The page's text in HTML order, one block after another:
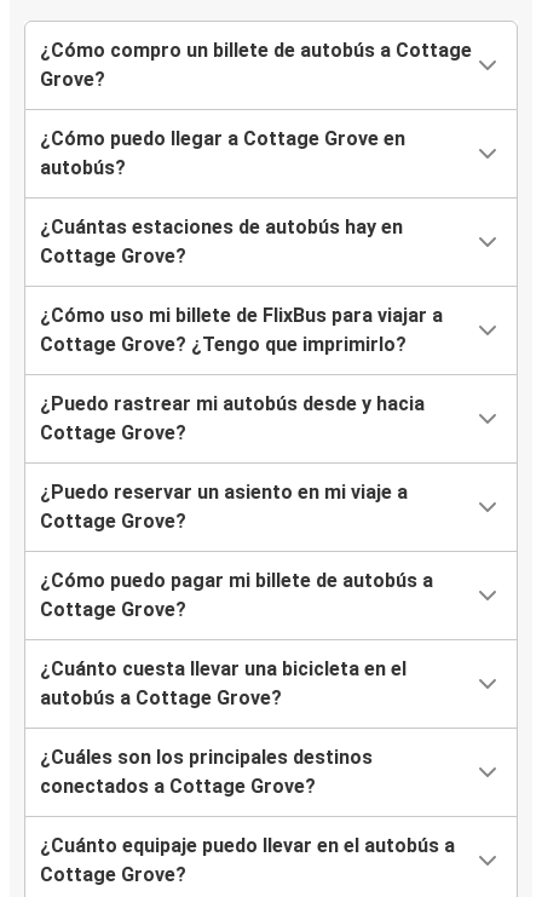
¿Cómo compro un billete de autobús a Cottage
Grove?
¿Cómo puedo llegar a Cottage Grove en
autobús?
¿Cuántas estaciones de autobús hay en
Cottage Grove?
¿Cómo uso mi billete de FlixBus para viajar a
Cottage Grove? ¿Tengo que imprimirlo?
¿Puedo rastrear mi autobús desde y hacia
Cottage Grove?
¿Puedo reservar un asiento en mi viaje a
Cottage Grove?
¿Cómo puedo pagar mi billete de autobús a
Cottage Grove?
¿Cuánto cuesta llevar una bicicleta en el
autobús a Cottage Grove?
¿Cuáles son los principales destinos
conectados a Cottage Grove?
¿Cuánto equipaje puedo llevar en el autobús a
Cottage Grove?